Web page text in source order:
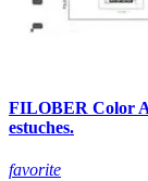
FILOBER Color
estuches.
favorite